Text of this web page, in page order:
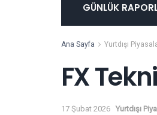
GÜNLÜK
Ana Sayfa Yurtdışı
FX
17 Şubat 2026 Yurtdışı